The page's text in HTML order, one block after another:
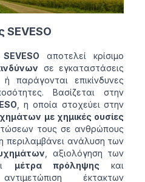
αποτελεί κρίσιμο
σε εγκαταστάσεις
παράγονται επικίνδυνες
Βασίζεται στην
, η οποία στοχεύει στην
με χημικές ουσίες
τους σε ανθρώπους
περιλαμβάνει ανάλυση των
, αξιολόγηση των
μέτρα πρόληψης και
έκτακτων